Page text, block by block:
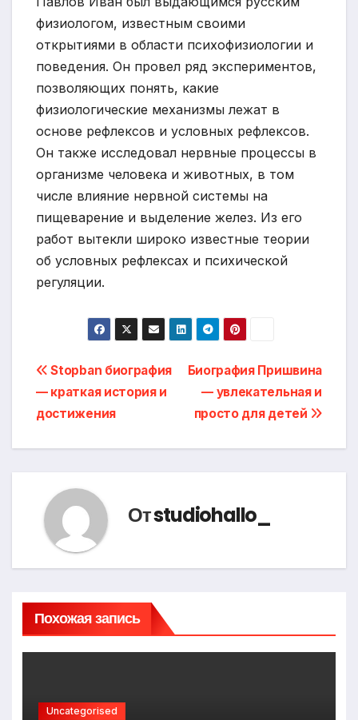
физиологом, известным своими
открытиями в области психофизиологии и
поведения. Он провел ряд экспериментов,
позволяющих понять, какие
физиологические механизмы лежат в
основе рефлексов и условных рефлексов.
Он также исследовал нервные процессы в
организме человека и животных, в том
числе влияние нервной системы на
пищеварение и выделение желез. Из его
работ вытекли широко известные теории
об условных рефлексах и психической
регуляции.
Навигация
по
записям
Биография Пришвина
— увлекательная и
просто для детей
Stopban биография
— краткая история и
достижения
Отstudiohallo_
Похожая запись
Uncategorised